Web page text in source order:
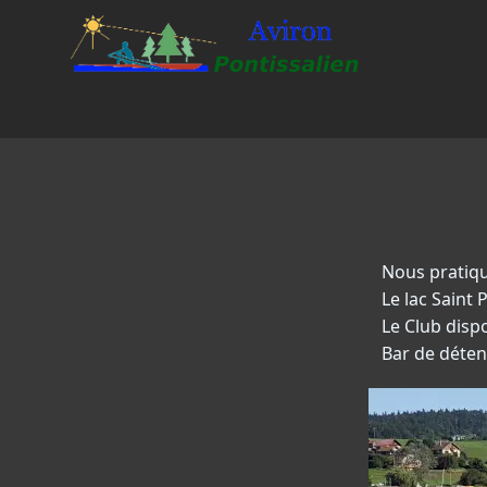
Nous
Le lac Saint
Le Club
Bar de